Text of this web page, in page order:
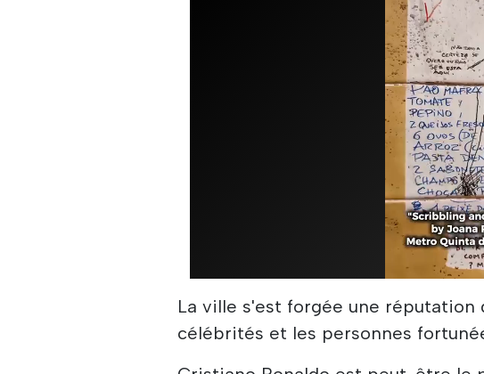
La ville s'est forgée une
célébrités et les personnes